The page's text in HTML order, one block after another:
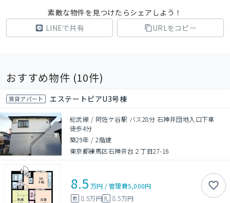
素敵な物件を見つけたらシェアしよう！
LINEで共有
URLをコピー
おすすめ物件 (10件)
賃貸アパート エステートピアU3号棟
総武線 / 阿佐ケ谷駅 バス28分 石神井団地入口下車
徒歩4分
築29年 /2階建
東京都練馬区石神井台２丁目27-16
8.5 万円 /管理費5,000円
敷 8.5万円礼 8.5万円